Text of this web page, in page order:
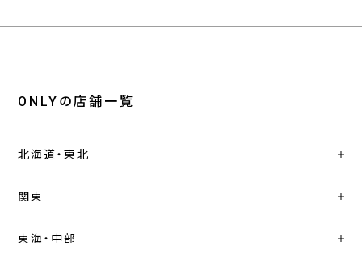
ONLYの店舗一覧
北海道・東北
関東
東海・中部